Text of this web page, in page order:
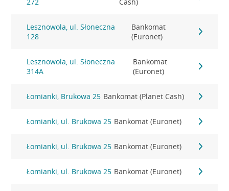
Lesznowola, ul. Słoneczna
128
Bankomat
(Euronet)
Lesznowola, ul. Słoneczna
314A
Bankomat
(Euronet)
Łomianki, Brukowa 25 Bankomat (Planet Cash)
Łomianki, ul. Brukowa 25 Bankomat (Euronet)
Łomianki, ul. Brukowa 25 Bankomat (Euronet)
Łomianki, ul. Brukowa 25 Bankomat (Euronet)